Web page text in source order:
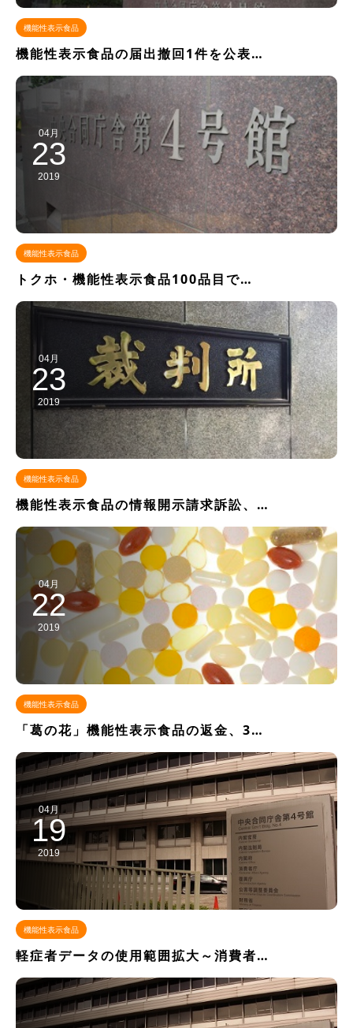
機能性表示食品
機能性表示食品の届出撤回1件を公表…
04月
23
2019
機能性表示食品
トクホ・機能性表示食品100品目で…
04月
23
2019
機能性表示食品
機能性表示食品の情報開示請求訴訟、…
04月
22
2019
機能性表示食品
「葛の花」機能性表示食品の返金、3…
04月
19
2019
機能性表示食品
軽症者データの使用範囲拡大～消費者…